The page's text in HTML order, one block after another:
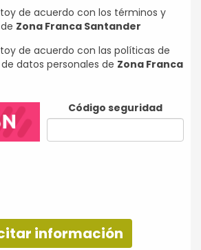
de acuerdo con los términos y
Zona Franca Santander
de acuerdo con las políticas de
datos personales de Zona Franca
Código seguridad
información